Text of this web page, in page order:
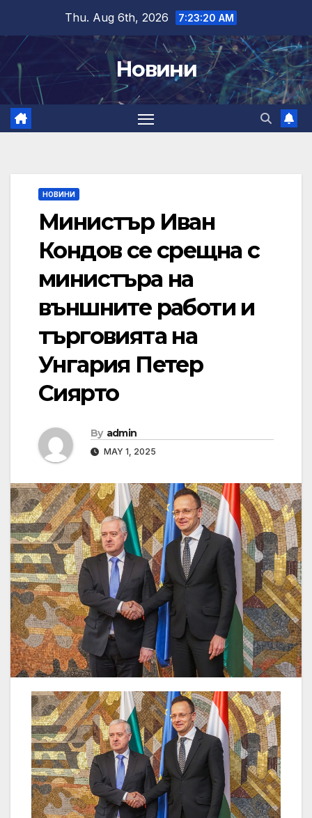
content
Thu. Aug 6th, 2026 7:23:21 AM
Новини
НОВИНИ
Министър Иван
Кондов се срещна с
министъра на
външните работи и
търговията на
Унгария Петер
Сиярто
By admin
MAY 1, 2025